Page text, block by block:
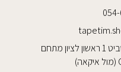
סניף ראשל"צ - אברהם בומה שביט 1 ראשון לציון מתחם